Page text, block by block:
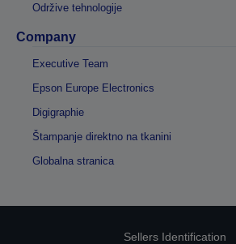
Održive tehnologije
Company
Executive Team
Epson Europe Electronics
Digigraphie
Štampanje direktno na tkanini
Globalna stranica
Sellers Identification